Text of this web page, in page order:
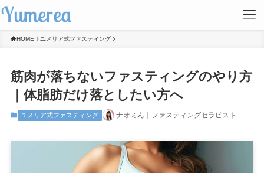
HOME ユメリア式ファスティング
筋肉が落ちないファスティングのやり方
｜体脂肪だけ落としたい方へ
ユメリア式ファスティング ナオミん｜ファスティングセラピスト